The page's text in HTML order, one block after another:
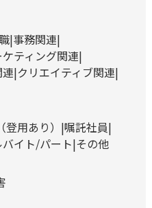
事務関連
ティング関連
クリエイティブ関連
用あり）
嘱託社員
バイト/パート その他